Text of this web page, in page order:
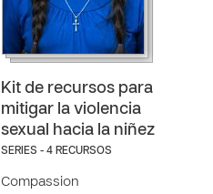
Kit de recursos para
mitigar la violencia
sexual hacia la niñez
SERIES - 4 RECURSOS
Compassion